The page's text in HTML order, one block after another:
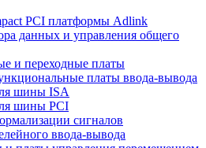
PCI платформы Adlink
данных и управления общего
и переходные платы
платы ввода-вывода
шины ISA
шины PCI
сигналов
ввода-вывода